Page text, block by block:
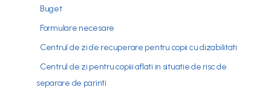
Buget
Formulare necesare
Centrul de zi de recuperare pentru copii cu dizabilitati
Centrul de zi pentru copiii aflati in situatie de risc de
separare de parinti